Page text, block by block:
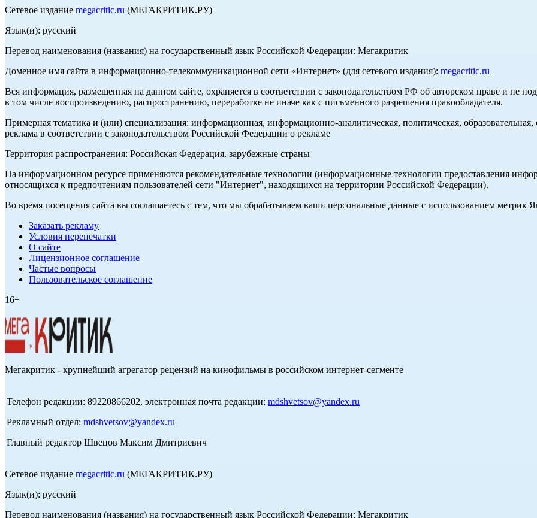
Сетевое издание megacritic.ru (МЕГАКРИТИК.РУ)
Язык(и): русский
Перевод наименования (названия) на государственный язык Российской Федерации: Мегакритик
Доменное имя сайта в информационно-телекоммуникационной сети «Интернет» (для сетевого издания): megacritic.ru
Вся информация, размещенная на данном сайте, охраняется в соответствии с законодательством РФ об авторском праве и не
в том числе воспроизведению, распространению, переработке не иначе как с письменного разрешения правообладателя.
Примерная тематика и (или) специализация: информационная, информационно-аналитическая, политическая, образовательная,
реклама в соответствии с законодательством Российской Федерации о рекламе
Территория распространения: Российская Федерация, зарубежные страны
На информационном ресурсе применяются рекомендательные технологии (информационные технологии предоставления
относящихся к предпочтениям пользователей сети "Интернет", находящихся на территории Российской Федерации).
Во время посещения сайта вы соглашаетесь с тем, что мы обрабатываем ваши персональные данные с использованием метрик
Заказать рекламу
Условия перепечатки
О сайте
Лицензионное соглашение
Частые вопросы
Пользовательское соглашение
16+
Мегакритик - крупнейший агрегатор рецензий на кинофильмы в российском интернет-сегменте
Телефон редакции: 89220866202, электронная почта редакции: mdshvetsov@yandex.ru
Рекламный отдел: mdshvetsov@yandex.ru
Главный редактор Швецов Максим Дмитриевич
Сетевое издание megacritic.ru (МЕГАКРИТИК.РУ)
Язык(и): русский
Перевод наименования (названия) на государственный язык Российской Федерации: Мегакритик